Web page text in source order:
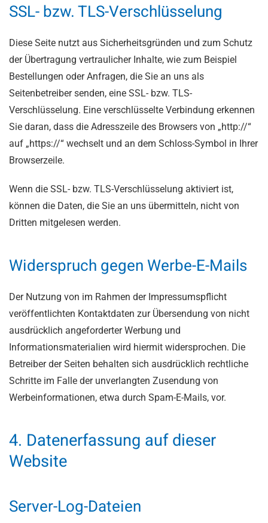
SSL- bzw. TLS-Verschlüsselung
Diese Seite nutzt aus Sicherheitsgründen und zum Schutz
der Übertragung vertraulicher Inhalte, wie zum Beispiel
Bestellungen oder Anfragen, die Sie an uns als
Seitenbetreiber senden, eine SSL- bzw. TLS-
Verschlüsselung. Eine verschlüsselte Verbindung erkennen
Sie daran, dass die Adresszeile des Browsers von „http://“
auf „https://“ wechselt und an dem Schloss-Symbol in Ihrer
Browserzeile.
Wenn die SSL- bzw. TLS-Verschlüsselung aktiviert ist,
können die Daten, die Sie an uns übermitteln, nicht von
Dritten mitgelesen werden.
Widerspruch gegen Werbe-E-Mails
Der Nutzung von im Rahmen der Impressumspflicht
veröffentlichten Kontaktdaten zur Übersendung von nicht
ausdrücklich angeforderter Werbung und
Informationsmaterialien wird hiermit widersprochen. Die
Betreiber der Seiten behalten sich ausdrücklich rechtliche
Schritte im Falle der unverlangten Zusendung von
Werbeinformationen, etwa durch Spam-E-Mails, vor.
4. Datenerfassung auf dieser
Website
Server-Log-Dateien